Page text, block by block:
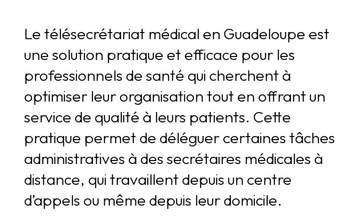
Le télésecrétariat médical en Guadeloupe est
une solution pratique et efficace pour les
professionnels de santé qui cherchent à
optimiser leur organisation tout en offrant un
service de qualité à leurs patients. Cette
pratique permet de déléguer certaines tâches
administratives à des secrétaires médicales à
distance, qui travaillent depuis un centre
d’appels ou même depuis leur domicile.